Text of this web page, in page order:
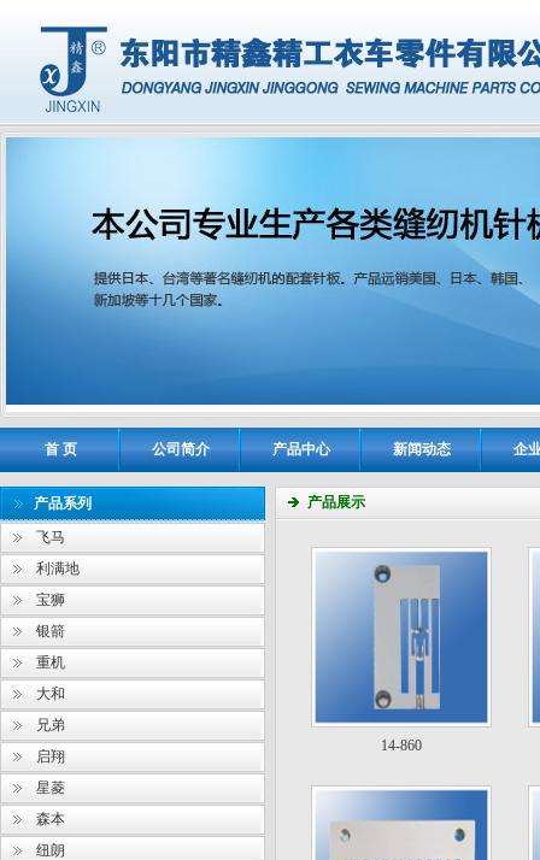
首 页 公司简介 产品中心 新闻动态 企
产品展示
14-860
产品系列
飞马
利满地
宝狮
银箭
重机
大和
兄弟
启翔
星菱
森本
纽朗